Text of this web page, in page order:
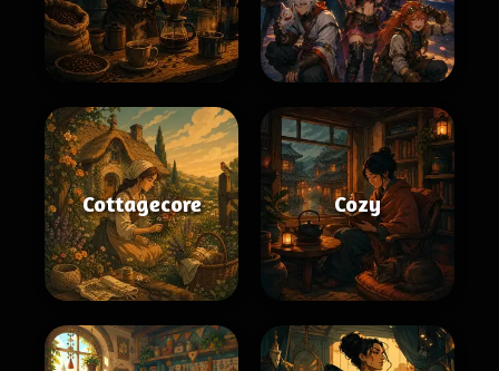
Cottagecore Cozy